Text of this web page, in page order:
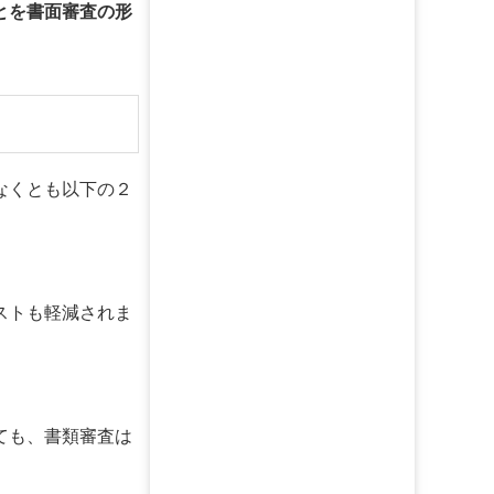
を書面審査の形
とも以下の２
も軽減されま
、書類審査は